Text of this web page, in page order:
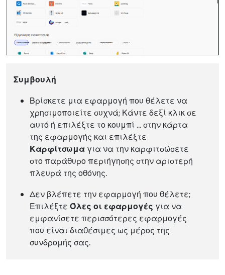
Συμβουλή
Βρίσκετε μια εφαρμογή που θέλετε να
χρησιμοποιείτε συχνά; Κάντε δεξί κλικ σε
αυτό ή επιλέξτε το κουμπί ... στην κάρτα
της εφαρμογής και επιλέξτε
Καρφίτσωμαγια να την καρφιτσώσετε
στο παράθυρο περιήγησης στην αριστερή
πλευρά της οθόνης.
Δεν βλέπετε την εφαρμογή που θέλετε;
Επιλέξτε Όλες οι εφαρμογές για να
εμφανίσετε περισσότερες εφαρμογές
που είναι διαθέσιμες ως μέρος της
συνδρομής σας.